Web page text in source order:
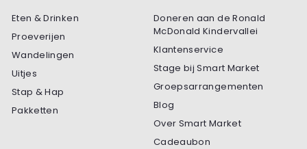
Eten & Drinken
Proeverijen
Wandelingen
Uitjes
Stap & Hap
Pakketten
Doneren aan de Ronald
McDonald Kindervallei
Klantenservice
Stage bij Smart Market
Groepsarrangementen
Blog
Over Smart Market
Cadeaubon